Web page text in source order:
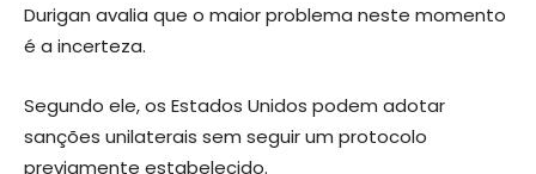
Durigan avalia que o maior problema neste momento
é a incerteza.
Segundo ele, os Estados Unidos podem adotar
sanções unilaterais sem seguir um protocolo
previamente estabelecido.